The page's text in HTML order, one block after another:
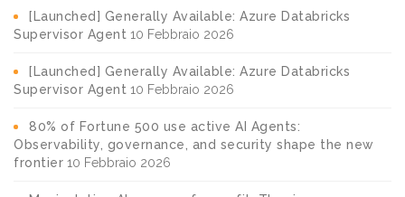
[Launched] Generally Available: Azure Databricks
Supervisor Agent 10 Febbraio 2026
[Launched] Generally Available: Azure Databricks
Supervisor Agent 10 Febbraio 2026
80% of Fortune 500 use active AI Agents:
Observability, governance, and security shape the new
frontier 10 Febbraio 2026